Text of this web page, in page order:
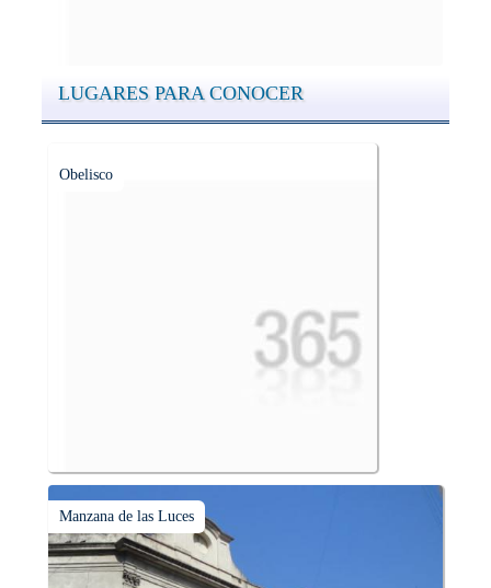
LUGARES PARA CONOCER
Obelisco
Manzana de las Luces